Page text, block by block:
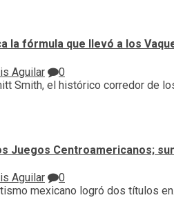
la fórmula que llevó a los
Aguilar
0
Smith, el histórico corredor de
Juegos Centroamericanos;
Aguilar
0
mexicano logró dos títulos